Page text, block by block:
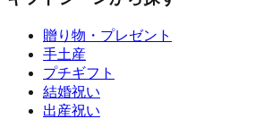
贈り物・プレゼント
手土産
プチギフト
結婚祝い
出産祝い